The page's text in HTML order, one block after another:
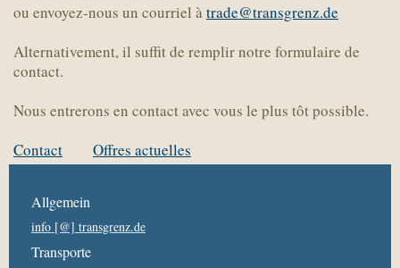
ou envoyez-nous un courriel àtrade@transgrenz.de
Alternativement, il suffit de remplir notre formulaire de
contact.
Nous entrerons en contact avec vous le plus tôt possible.
Contact
Offres actuelles
Allgemein
info [@] transgrenz.de
Transporte